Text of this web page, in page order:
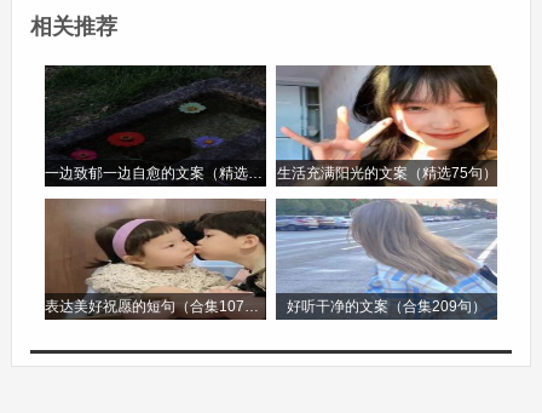
会的期望，激励着一代又一代的学子不断提升自己
高考作文题第2篇
高考作文题
高考作文题，那是千万学子在考场上的一次重大挑
战，也是一个展现多年学习成果和思想深度的独特
窗口。
从历年的高考作文题来看，它有着广泛的涵盖面。
相关推荐
一边致郁一边自愈的文案（精选96句） 生活充满阳光的文案（精选75句）
表达美好祝愿的短句（合集107句） 好听干净的文案（合集209句）